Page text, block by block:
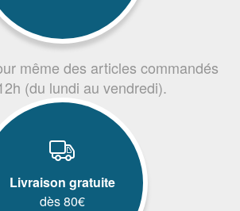
même des articles commandés
(du lundi au vendredi).
Livraison gratuite
dès 80€